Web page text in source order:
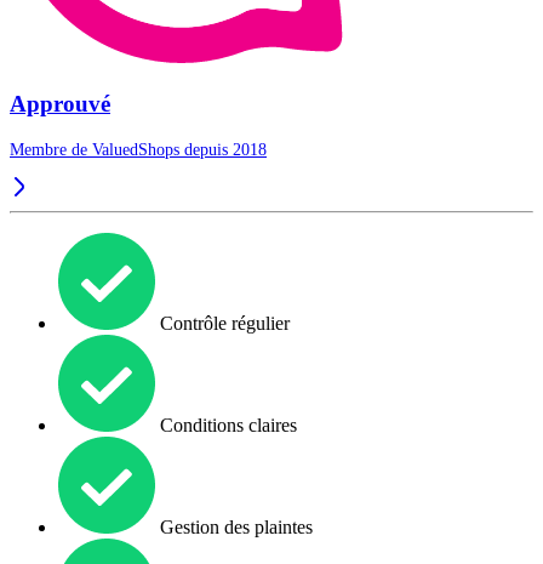
Approuvé
Membre de ValuedShops depuis 2018
Contrôle régulier
Conditions claires
Gestion des plaintes